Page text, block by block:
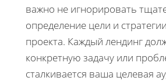
важно не игнорировать
определение цели и
проекта. Каждый лендинг
конкретную задачу или
сталкивается ваша целевая